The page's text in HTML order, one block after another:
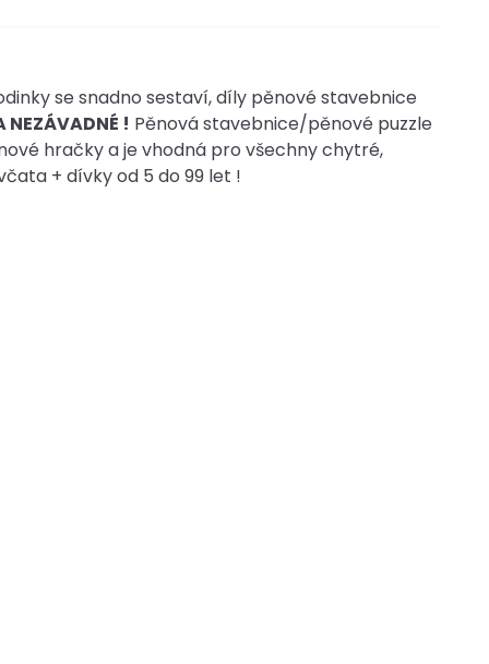
se snadno sestaví, díly pěnové stavebnice
NEZÁVADNÉ ! Pěnová stavebnice/pěnové puzzle
hračky a je vhodná pro všechny chytré,
+ dívky od 5 do 99 let !